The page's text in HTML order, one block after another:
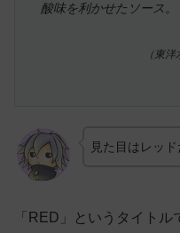
酸味を利かせたソース。
（東
見た目はレッ
「RED」というタイト